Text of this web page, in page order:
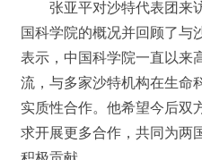
张亚平对沙特代表团来
国科学院的概况并回顾了与
表示，中国科学院一直以来
流，与多家沙特机构在生命
实质性合作。他希望今后双
求开展更多合作，共同为两